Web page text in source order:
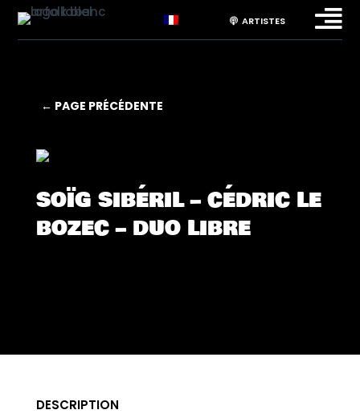
ARTISTES 
← PAGE PRÉCÉDENTE
SOÏG SIBÉRIL – CÉDRIC LE
BOZEC – DUO LIBRE
DESCRIPTION